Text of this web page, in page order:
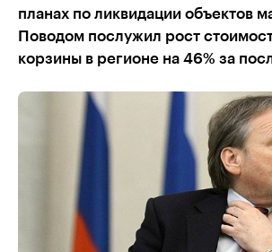
планах по ликвидации объектов
Поводом послужил рост
корзины в регионе на 46% за